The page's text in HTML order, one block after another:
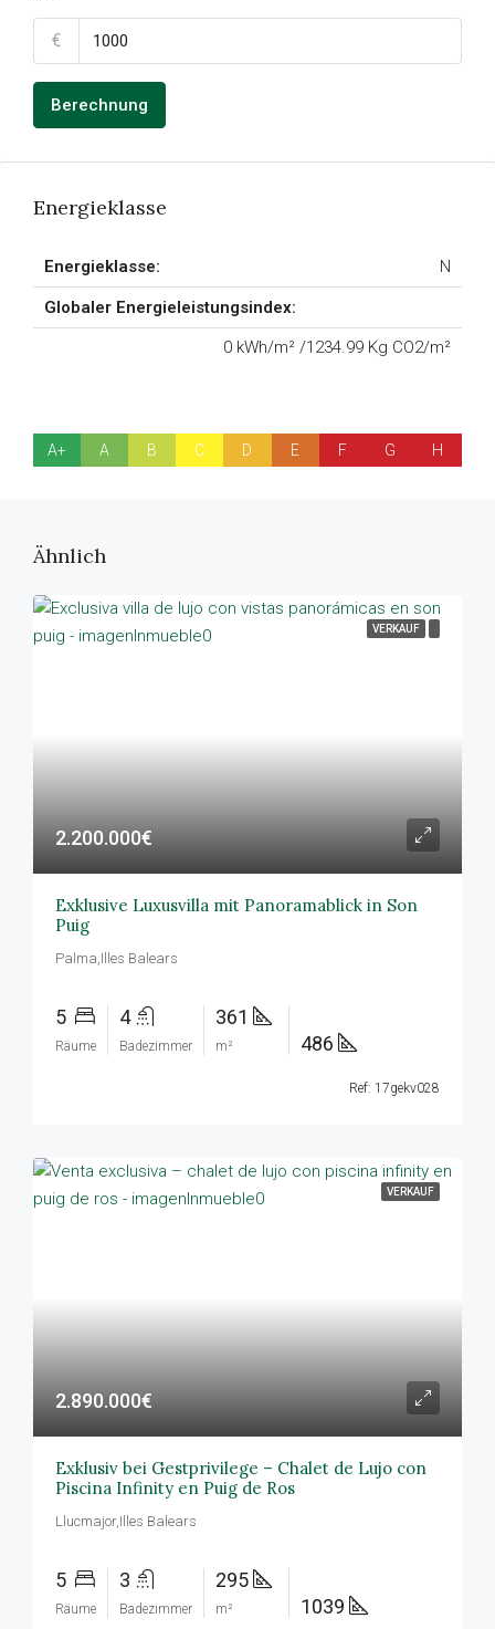
€
Berechnung
Energieklasse
Energieklasse: N
Globaler Energieleistungsindex:
0 kWh/m² /1234.99 Kg CO2/m²
A+ A B C D E F G H
Ähnlich
VERKAUF
2.200.000€
Exklusive Luxusvilla mit Panoramablick in Son
Puig
Palma,Illes Balears
5
Räume
4
Badezimmer
361
m² 486
Ref: 17gekv028
VERKAUF
2.890.000€
Exklusiv bei Gestprivilege – Chalet de Lujo con
Piscina Infinity en Puig de Ros
Llucmajor,Illes Balears
5
Räume
3
Badezimmer
295
m² 1039